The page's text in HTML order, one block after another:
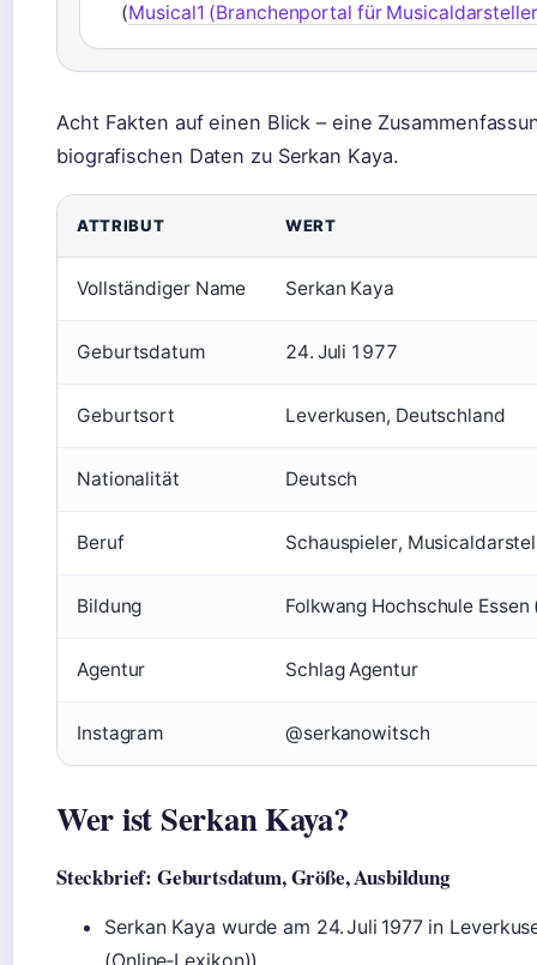
(Musical1 (Branchenportal für
Acht Fakten auf einen Blick – eine
biografischen Daten zu Serkan Kaya.
ATTRIBUT WERT
Vollständiger Name Serkan Kaya
Geburtsdatum 24. Juli 1977
Geburtsort Leverkusen, Deutschland
Nationalität Deutsch
Beruf Schauspieler,
Bildung Folkwang Hochschule
Agentur Schlag Agentur
Instagram @serkanowitsch
Wer ist Serkan Kaya?
Steckbrief: Geburtsdatum, Größe, Ausbildung
Serkan Kaya wurde am 24. Juli 1977 in